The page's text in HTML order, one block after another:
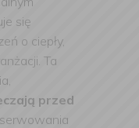
się
o ciepły,
Ta
przed